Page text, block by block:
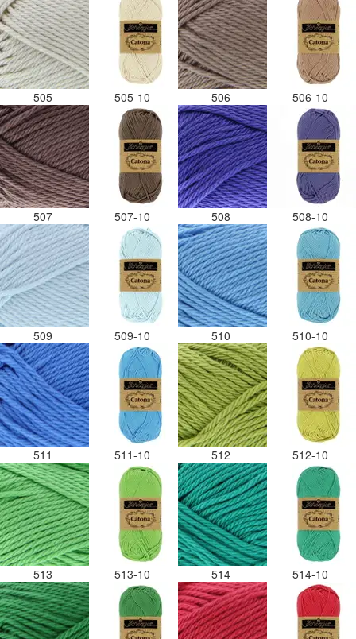
505 505-10 506 506-10
507 507-10 508 508-10
509 509-10 510 510-10
511 511-10 512 512-10
513 513-10 514 514-10